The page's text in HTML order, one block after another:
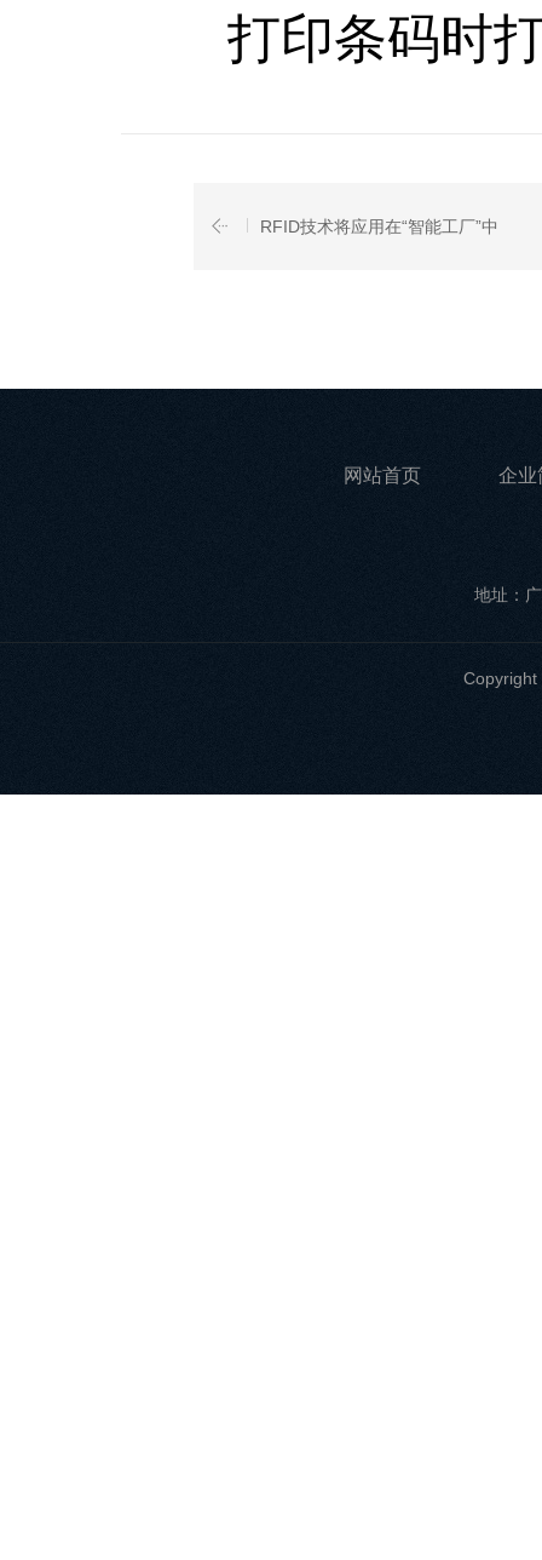
打印条码时打
RFID技术将应用在“智能工厂”中
网站首页 企业
地址：